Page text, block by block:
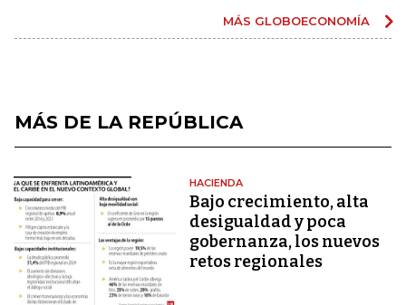
MÁS GLOBOECONOMÍA
MÁS DE LA REPÚBLICA
HACIENDA
Bajo crecimiento, alta
desigualdad y poca
gobernanza, los nuevos
retos regionales